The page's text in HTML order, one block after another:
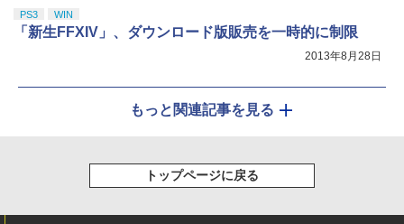
PS3 WIN
「新生FFXIV」、ダウンロード版販売を一時的に制限
2013年8月28日
もっと関連記事を見る
トップページに戻る